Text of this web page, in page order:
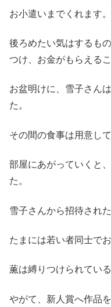
お小遣いまでくれます。
後ろめたい気はするも
つけ、お金がもらえる
お盆明けに、雪子さん
た。
その間の食事は用意し
部屋にあがっていくと
た。
雪子さんから招待され
たまには若い者同士で
薫は縛りつけられてい
やがて、新人賞へ作品